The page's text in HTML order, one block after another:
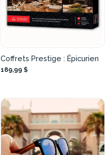
Coffrets Prestige : Épicurien
189,99 $